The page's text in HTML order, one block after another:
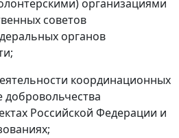
организациями
советов
органов
координационных
Российской Федерации и